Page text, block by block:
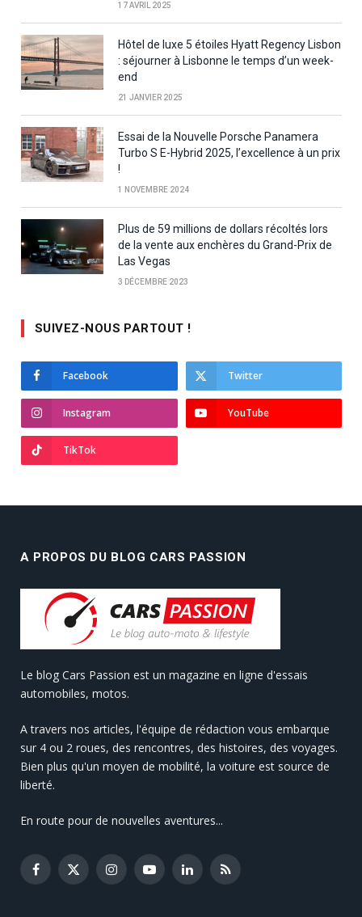
17 AVRIL 2025
Hôtel de luxe 5 étoiles Hyatt Regency Lisbon
: séjourner à Lisbonne le temps d’un week-
end
21 JANVIER 2025
Essai de la Nouvelle Porsche Panamera
Turbo S E-Hybrid 2025, l’excellence à un prix
!
1 NOVEMBRE 2024
Plus de 59 millions de dollars récoltés lors
de la vente aux enchères du Grand-Prix de
Las Vegas
3 DÉCEMBRE 2023
SUIVEZ-NOUS PARTOUT !
Facebook Twitter
Instagram YouTube
TikTok
A PROPOS DU BLOG CARS PASSION
Le blog Cars Passion est un magazine en ligne d'essais
automobiles, motos.
A travers nos articles, l'équipe de rédaction vous embarque
sur 4 ou 2 roues, des rencontres, des histoires, des voyages.
Bien plus qu'un moyen de mobilité, la voiture est source de
liberté.
En route pour de nouvelles aventures...
Facebook
X
InstagramYouTubeLinkedInRSS